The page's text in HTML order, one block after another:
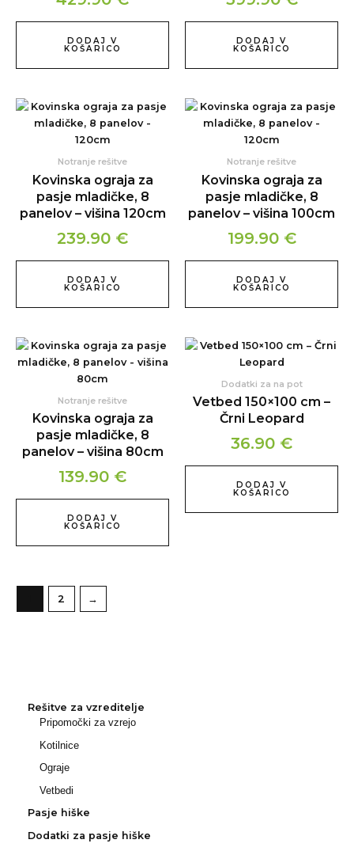
Rešitve za vzreditelje
Pripomočki za vzrejo
Kotilnice
Ograje
Vetbedi
Pasje hiške
Dodatki za pasje hiške
DODAJ V
KOŠARICO
DODAJ V
KOŠARICO
Notranje rešitve
Kovinska ograja za
pasje mladičke, 8
panelov – višina 120cm
239.90 €
DODAJ V
KOŠARICO
Notranje rešitve
Kovinska ograja za
pasje mladičke, 8
panelov – višina 100cm
199.90 €
DODAJ V
KOŠARICO
Notranje rešitve
Kovinska ograja za
pasje mladičke, 8
panelov – višina 80cm
139.90 €
DODAJ V
KOŠARICO
Dodatki za na pot
Vetbed 150×100 cm –
Črni Leopard
36.90 €
DODAJ V
KOŠARICO
2 →